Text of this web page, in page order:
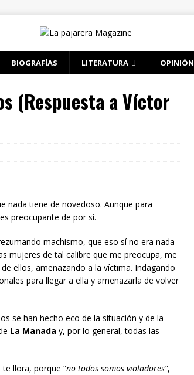
BIOGRAFÍAS LITERATURA OPINIÓN
(Respuesta a Víctor
nada tiene de novedoso. Aunque para
preocupante de por sí.
machismo, que eso sí no era nada
mujeres de tal calibre que me preocupa, me
ellos, amenazando a la víctima. Indagando
para llegar a ella y amenazarla de volver
se han hecho eco de la situación y de la
La Manada y, por lo general, todas las
llora, porque “no todos somos violadores”,